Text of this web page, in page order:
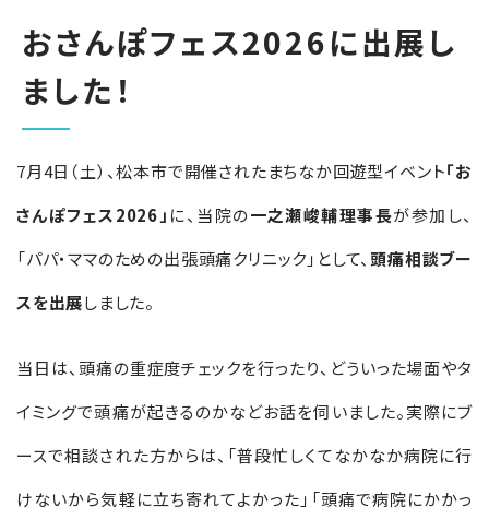
おさんぽフェス2026に出展し
ました！
7月4日（土）、松本市で開催されたまちなか回遊型イベント「お
さんぽフェス2026」 に、当院の一之瀬峻輔理事長が参加し、
「パパ・ママのための出張頭痛クリニック」として、 頭痛相談ブー
スを出展しました。
当日は、頭痛の重症度チェックを行ったり、どういった場面やタ
イミングで頭痛が起きるのかなどお話を伺いました。実際にブ
ースで相談された方からは、「普段忙しくてなかなか病院に行
けないから気軽に立ち寄れてよかった」「頭痛で病院にかかっ